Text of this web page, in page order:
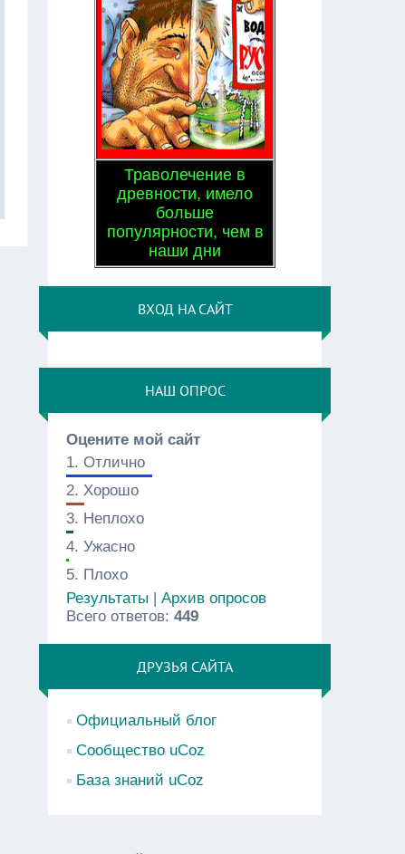
Траволечение в
древности, имело
больше
популярности, чем в
наши дни
ВХОД НА САЙТ
НАШ ОПРОС
Оцените мой сайт
1.Отлично
2.Хорошо
3. Неплохо
4.Ужасно
5. Плохо
Результаты |Архив опросов
Всего ответов:449
ДРУЗЬЯ САЙТА
Официальный блог
Сообщество uCoz
База знаний uCoz